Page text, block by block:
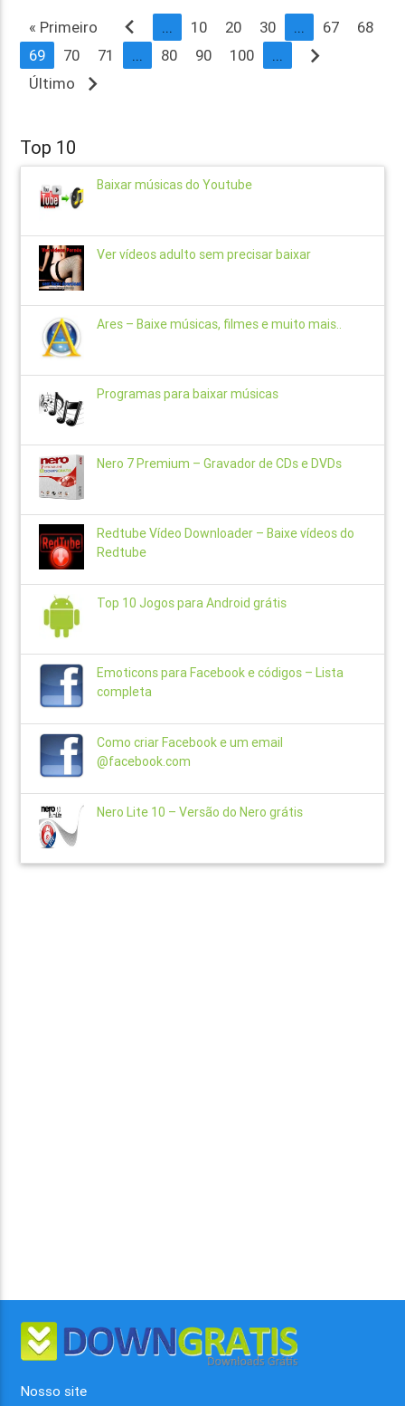
« Primeiro navigate_before ... 10 20 30 ... 67
68
69
70 71 ... 80 90 100 ... navigate_next
Último navigate_next
Top 10
Baixar músicas do Youtube
Ver vídeos adulto sem precisar baixar
Ares – Baixe músicas, filmes e muito mais..
Programas para baixar músicas
Nero 7 Premium – Gravador de CDs e DVDs
Redtube Vídeo Downloader – Baixe vídeos do
Redtube
Top 10 Jogos para Android grátis
Emoticons para Facebook e códigos – Lista
completa
Como criar Facebook e um email
@facebook.com
Nero Lite 10 – Versão do Nero grátis
Nosso site